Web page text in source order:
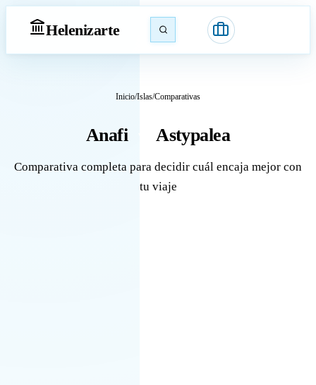
Helenizarte
Inicio/Islas/Comparativas
Anafi Astypalea
Comparativa completa para decidir cuál encaja mejor con
tu viaje